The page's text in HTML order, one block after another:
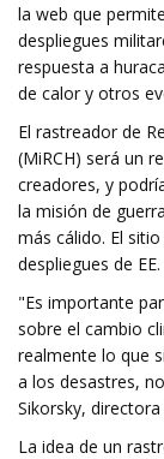
la web que
despliegues
respuesta a
de calor y otros
El rastreador de
(MiRCH) será un
creadores, y
la misión de
más cálido. El
despliegues de
"Es importante
sobre el cambio
realmente lo que
a los desastres,
Sikorsky,
La idea de un